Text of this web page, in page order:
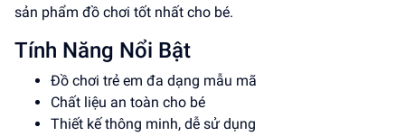
sản phẩm đồ chơi tốt nhất cho bé.
Tính Năng Nổi Bật
Đồ chơi trẻ em đa dạng mẫu mã
Chất liệu an toàn cho bé
Thiết kế thông minh, dễ sử dụng